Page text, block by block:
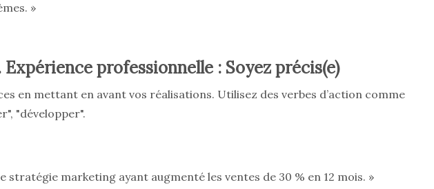
»
Expérience professionnelle : Soyez précis(e)
en mettant en avant vos réalisations. Utilisez des verbes d’action comme
"développer".
stratégie marketing ayant augmenté les ventes de 30 % en 12 mois. »